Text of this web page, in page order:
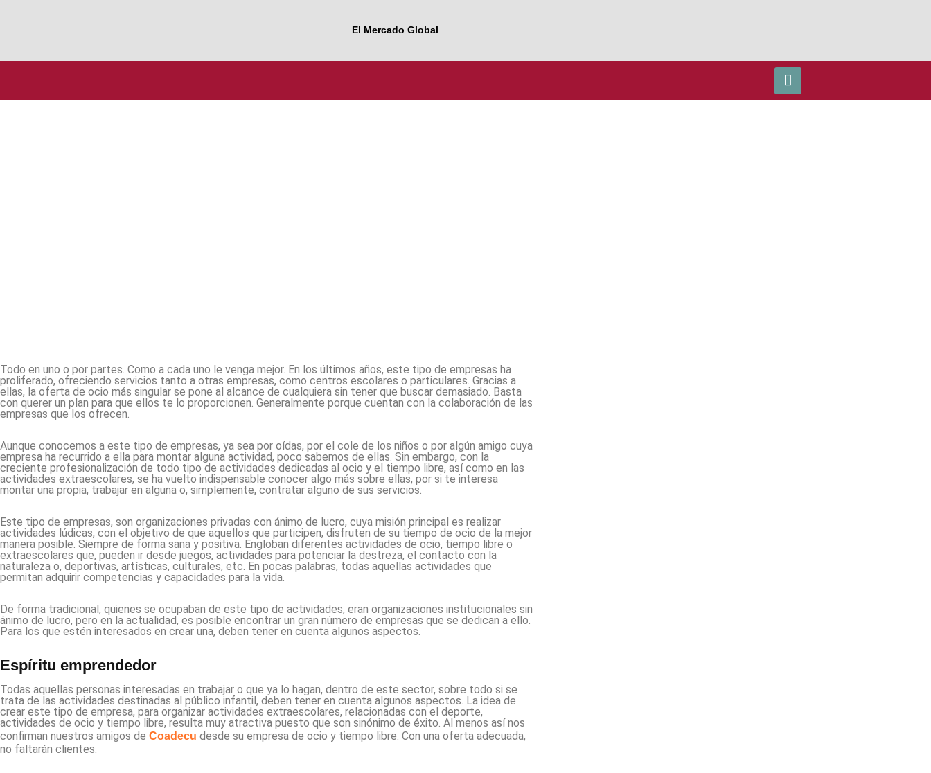
El Mercado Global
Todo en uno o por partes. Como a cada uno le venga mejor. En los últimos años, este tipo de empresas ha
proliferado, ofreciendo servicios tanto a otras empresas, como centros escolares o particulares. Gracias a
ellas, la oferta de ocio más singular se pone al alcance de cualquiera sin tener que buscar demasiado. Basta
con querer un plan para que ellos te lo proporcionen. Generalmente porque cuentan con la colaboración de las
empresas que los ofrecen.
Aunque conocemos a este tipo de empresas, ya sea por oídas, por el cole de los niños o por algún amigo cuya
empresa ha recurrido a ella para montar alguna actividad, poco sabemos de ellas. Sin embargo, con la
creciente profesionalización de todo tipo de actividades dedicadas al ocio y el tiempo libre, así como en las
actividades extraescolares, se ha vuelto indispensable conocer algo más sobre ellas, por si te interesa
montar una propia, trabajar en alguna o, simplemente, contratar alguno de sus servicios.
Este tipo de empresas, son organizaciones privadas con ánimo de lucro, cuya misión principal es realizar
actividades lúdicas, con el objetivo de que aquellos que participen, disfruten de su tiempo de ocio de la mejor
manera posible. Siempre de forma sana y positiva. Engloban diferentes actividades de ocio, tiempo libre o
extraescolares que, pueden ir desde juegos, actividades para potenciar la destreza, el contacto con la
naturaleza o, deportivas, artísticas, culturales, etc. En pocas palabras, todas aquellas actividades que
permitan adquirir competencias y capacidades para la vida.
De forma tradicional, quienes se ocupaban de este tipo de actividades, eran organizaciones institucionales sin
ánimo de lucro, pero en la actualidad, es posible encontrar un gran número de empresas que se dedican a ello.
Para los que estén interesados en crear una, deben tener en cuenta algunos aspectos.
Espíritu emprendedor
Todas aquellas personas interesadas en trabajar o que ya lo hagan, dentro de este sector, sobre todo si se
trata de las actividades destinadas al público infantil, deben tener en cuenta algunos aspectos. La idea de
crear este tipo de empresa, para organizar actividades extraescolares, relacionadas con el deporte,
actividades de ocio y tiempo libre, resulta muy atractiva puesto que son sinónimo de éxito. Al menos así nos
confirman nuestros amigos de Coadecu desde su empresa de ocio y tiempo libre. Con una oferta adecuada,
no faltarán clientes.